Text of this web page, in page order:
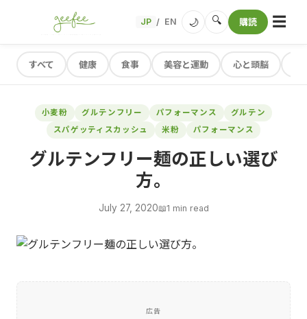
JP / EN 🌙 🔍 購読 ☰
すべて 健康 食事 美容と運動 心と頭脳
小麦粉 グルテンフリー パフォーマンス
グルテン
スパゲッティスカッシュ
米粉 パフォーマンス
グルテンフリー麺の正しい選び
方。
July 27, 2020📖1 min read
広告